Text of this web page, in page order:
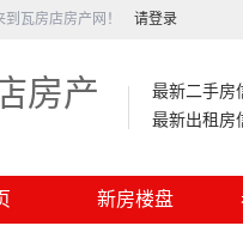
瓦房店房产网！ 请登录
房产
最新二手房
最新出租房
新房楼盘